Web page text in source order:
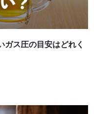
ガス圧の目安はどれく